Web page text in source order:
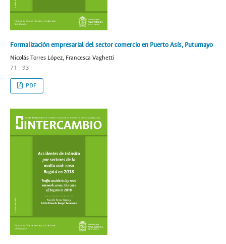
Formalización empresarial del sector comercio en Puerto Asís, Putumayo
Nicolás Torres López, Francesca Vaghetti
71 - 93
PDF